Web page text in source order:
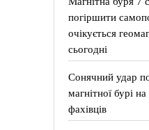
погіршити
очікується
сьогодні
Сонячний удар
магнітної бурі
фахівців